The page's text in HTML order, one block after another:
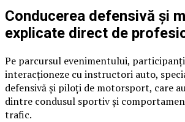
Conducerea defensivă și
explicate direct de
Pe parcursul evenimentului,
interacționeze cu instructori auto,
defensivă și piloți de motorsport, care
dintre condusul sportiv și
trafic.